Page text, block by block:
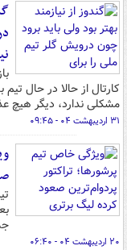
کارتال از حالا در حال
مشکلی ندارد، دیگر هیچ
۳۱ اردیبهشت ۰۴ - ۰۹:۴۵
۲۰ اردیبهشت ۰۴ - ۰۶:۴۰